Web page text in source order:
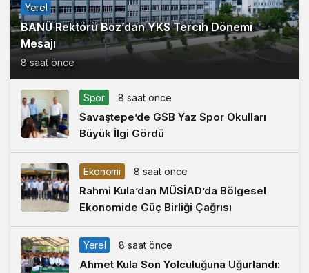
Yerel
BANÜ Rektörü Boz’dan YKS Tercih Dönemi
Mesajı
8 saat önce
Spor 8 saat önce
Savaştepe’de GSB Yaz Spor Okulları
Büyük İlgi Gördü
Ekonomi 8 saat önce
Rahmi Kula’dan MÜSİAD’da Bölgesel
Ekonomide Güç Birliği Çağrısı
Yerel 8 saat önce
Ahmet Kula Son Yolculuğuna Uğurlandı: